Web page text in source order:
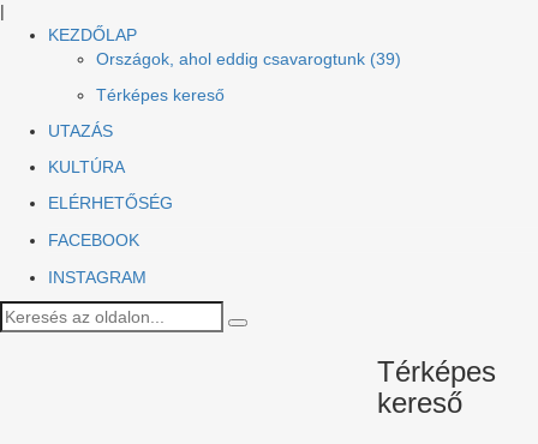
|
KEZDŐLAP
Országok, ahol eddig csavarogtunk (39)
Térképes kereső
UTAZÁS
KULTÚRA
ELÉRHETŐSÉG
FACEBOOK
INSTAGRAM
Térképes
kereső